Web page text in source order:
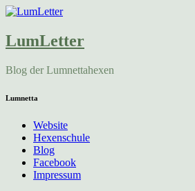
LumLetter
Blog der Lumnettahexen
Lumnetta
Website
Hexenschule
Blog
Facebook
Impressum